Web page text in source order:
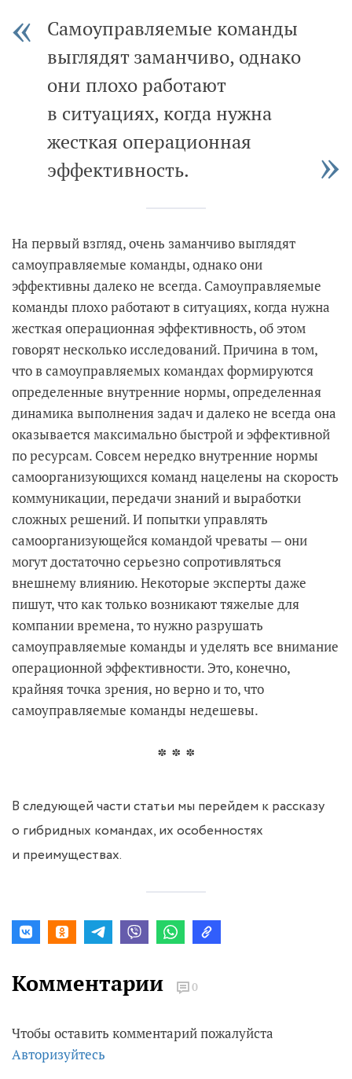
Самоуправляемые команды
выглядят заманчиво, однако
они плохо работают
в ситуациях, когда нужна
жесткая операционная
эффективность.
На первый взгляд, очень заманчиво выглядят
самоуправляемые команды, однако они
эффективны далеко не всегда. Самоуправляемые
команды плохо работают в ситуациях, когда нужна
жесткая операционная эффективность, об этом
говорят несколько исследований. Причина в том,
что в самоуправляемых командах формируются
определенные внутренние нормы, определенная
динамика выполнения задач и далеко не всегда она
оказывается максимально быстрой и эффективной
по ресурсам. Совсем нередко внутренние нормы
самоорганизующихся команд нацелены на скорость
коммуникации, передачи знаний и выработки
сложных решений. И попытки управлять
самоорганизующейся командой чреваты — они
могут достаточно серьезно сопротивляться
внешнему влиянию. Некоторые эксперты даже
пишут, что как только возникают тяжелые для
компании времена, то нужно разрушать
самоуправляемые команды и уделять все внимание
операционной эффективности. Это, конечно,
крайняя точка зрения, но верно и то, что
самоуправляемые команды недешевы.
* * *
В следующей части статьи мы перейдем к рассказу
о гибридных командах, их особенностях
и преимуществах.
Комментарии 0
Чтобы оставить комментарий пожалуйста
Авторизуйтесь